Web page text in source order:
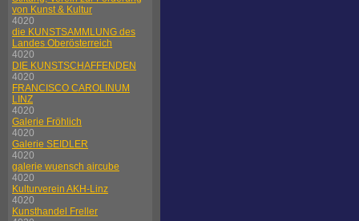
von Kunst & Kultur
4020
die KUNSTSAMMLUNG des
Landes Oberösterreich
4020
DIE KUNSTSCHAFFENDEN
4020
FRANCISCO CAROLINUM
LINZ
4020
Galerie Fröhlich
4020
Galerie SEIDLER
4020
galerie wuensch aircube
4020
Kulturverein AKH-Linz
4020
Kunsthandel Freller